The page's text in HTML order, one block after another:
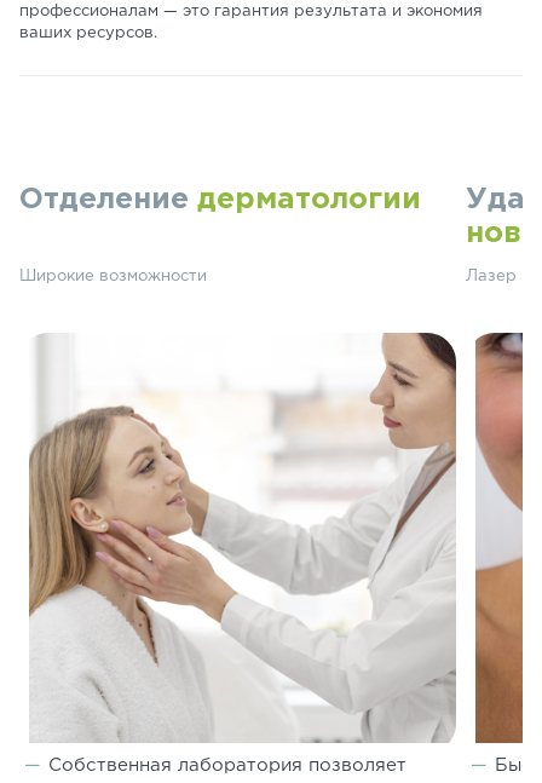
профессионалам — это гарантия результата и экономия
ваших ресурсов.
Отделение дерматологии
Широкие возможности
Собственная лаборатория позволяет
Лазер